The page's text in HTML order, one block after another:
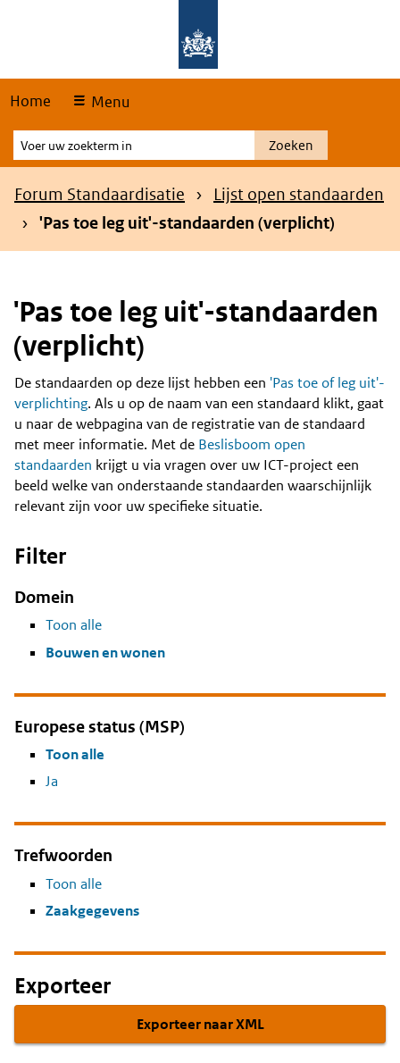
Home Menu
Voer
uw
zoekterm
Zoeken
Kruimelpad
Forum Standaardisatie
Lijst open standaarden
'Pas toe leg uit'-standaarden (verplicht)
'Pas toe leg uit'-standaarden
(verplicht)
Content
De standaarden op deze lijst hebben een 'Pas toe of leg uit'-
verplichting. Als u op de naam van een standaard klikt, gaat
u naar de webpagina van de registratie van de standaard
met meer informatie. Met de Beslisboom open
standaarden krijgt u via vragen over uw ICT-project een
beeld welke van onderstaande standaarden waarschijnlijk
relevant zijn voor uw specifieke situatie.
Filter
Domein
Toon alle
Bouwen en wonen
Europese status (MSP)
Toon alle
Ja
Trefwoorden
Toon alle
Zaakgegevens
Exporteer
Exporteer naar XML